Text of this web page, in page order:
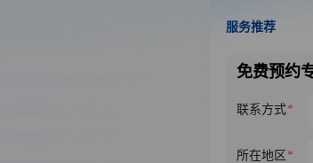
服务推荐
免费预约
联系方式
所在地区